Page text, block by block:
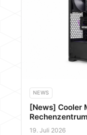
NEWS
[News] Cooler
PC
19. Juli 2026